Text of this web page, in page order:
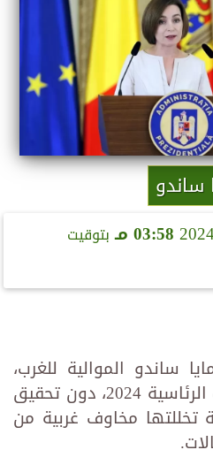
ساندو
03:58 مـ
بتوقيت
ساندو الموالية للغرب،
النتائج الأولية للانتخابات الرئاسية 2024، دون تحقيق
تخللتها مخاوف غربية من